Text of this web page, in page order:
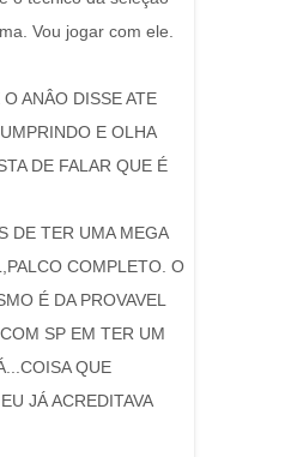
Vou jogar com ele.
ANÂO DISSE ATE
E OLHA
DE FALAR QUE É
DE TER UMA MEGA
COMPLETO. O
É DA PROVAVEL
SP EM TER UM
QUE
JÁ ACREDITAVA